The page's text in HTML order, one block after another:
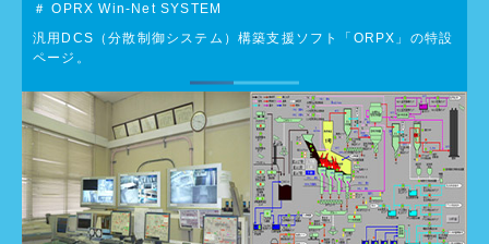
＃ OPRX Win-Net SYSTEM
汎用DCS（分散制御システム）構築支援ソフト「ORPX」の特設
ページ。